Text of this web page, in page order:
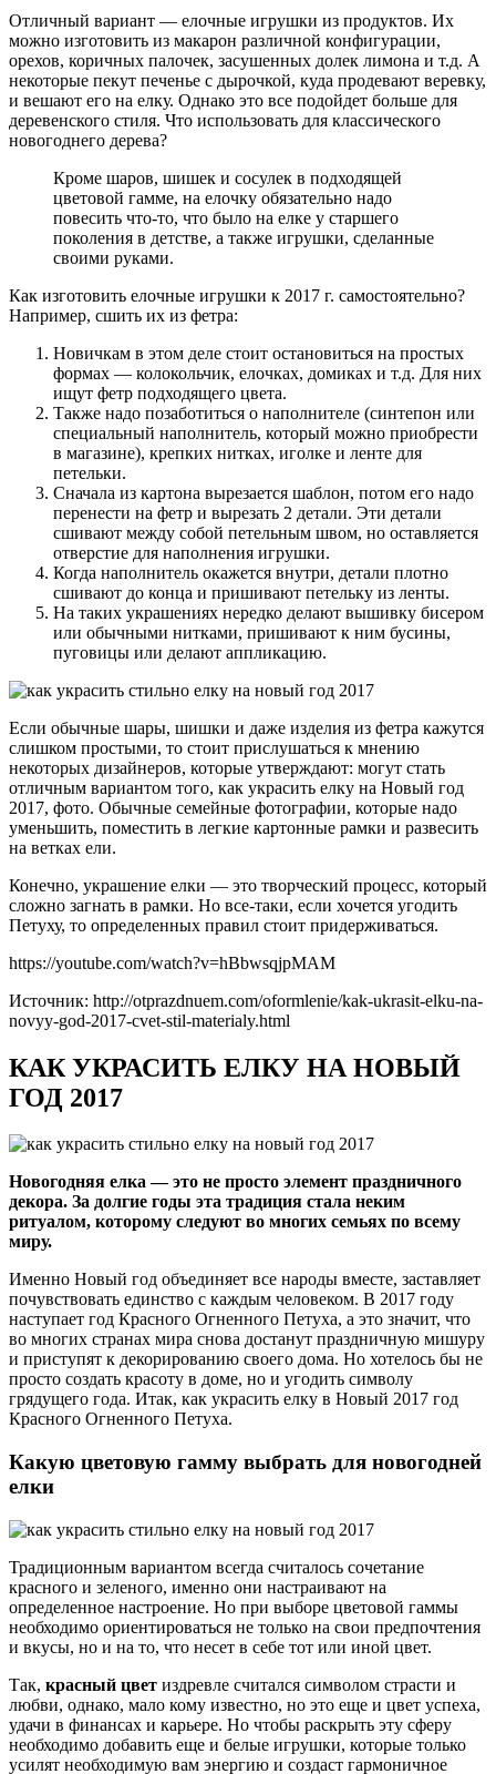
Отличный вариант — елочные игрушки из продуктов. Их
можно изготовить из макарон различной конфигурации,
орехов, коричных палочек, засушенных долек лимона и т.д. А
некоторые пекут печенье с дырочкой, куда продевают веревку,
и вешают его на елку. Однако это все подойдет больше для
деревенского стиля. Что использовать для классического
новогоднего дерева?
Кроме шаров, шишек и сосулек в подходящей
цветовой гамме, на елочку обязательно надо
повесить что-то, что было на елке у старшего
поколения в детстве, а также игрушки, сделанные
своими руками.
Как изготовить елочные игрушки к 2017 г. самостоятельно?
Например, сшить их из фетра:
Новичкам в этом деле стоит остановиться на простых
формах — колокольчик, елочках, домиках и т.д. Для них
ищут фетр подходящего цвета.
Также надо позаботиться о наполнителе (синтепон или
специальный наполнитель, который можно приобрести
в магазине), крепких нитках, иголке и ленте для
петельки.
Сначала из картона вырезается шаблон, потом его надо
перенести на фетр и вырезать 2 детали. Эти детали
сшивают между собой петельным швом, но оставляется
отверстие для наполнения игрушки.
Когда наполнитель окажется внутри, детали плотно
сшивают до конца и пришивают петельку из ленты.
На таких украшениях нередко делают вышивку бисером
или обычными нитками, пришивают к ним бусины,
пуговицы или делают аппликацию.
Если обычные шары, шишки и даже изделия из фетра кажутся
слишком простыми, то стоит прислушаться к мнению
некоторых дизайнеров, которые утверждают: могут стать
отличным вариантом того, как украсить елку на Новый год
2017, фото. Обычные семейные фотографии, которые надо
уменьшить, поместить в легкие картонные рамки и развесить
на ветках ели.
Конечно, украшение елки — это творческий процесс, который
сложно загнать в рамки. Но все-таки, если хочется угодить
Петуху, то определенных правил стоит придерживаться.
https://youtube.com/watch?v=hBbwsqjpMAM
Источник: http://otprazdnuem.com/oformlenie/kak-ukrasit-elku-na-
novyy-god-2017-cvet-stil-materialy.html
КАК УКРАСИТЬ ЕЛКУ НА НОВЫЙ
ГОД 2017
Новогодняя елка — это не просто элемент праздничного
декора. За долгие годы эта традиция стала неким
ритуалом, которому следуют во многих семьях по всему
миру.
Именно Новый год объединяет все народы вместе, заставляет
почувствовать единство с каждым человеком. В 2017 году
наступает год Красного Огненного Петуха, а это значит, что
во многих странах мира снова достанут праздничную мишуру
и приступят к декорированию своего дома. Но хотелось бы не
просто создать красоту в доме, но и угодить символу
грядущего года. Итак, как украсить елку в Новый 2017 год
Красного Огненного Петуха.
Какую цветовую гамму выбрать для новогодней
елки
Традиционным вариантом всегда считалось сочетание
красного и зеленого, именно они настраивают на
определенное настроение. Но при выборе цветовой гаммы
необходимо ориентироваться не только на свои предпочтения
и вкусы, но и на то, что несет в себе тот или иной цвет.
Так, красный цвет издревле считался символом страсти и
любви, однако, мало кому известно, но это еще и цвет успеха,
удачи в финансах и карьере. Но чтобы раскрыть эту сферу
необходимо добавить еще и белые игрушки, которые только
усилят необходимую вам энергию и создаст гармоничное